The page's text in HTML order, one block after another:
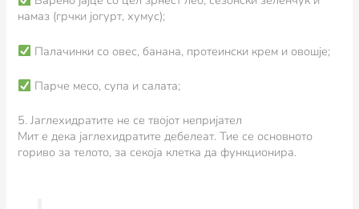
намаз (грчки јогурт, хумус);
Палачинки со овес, банана, протеински крем и овошје;
Парче месо, супа и салата;
5. Јаглехидратите не се твојот непријател
Мит е дека јаглехидратите дебелеат. Тие се основното
гориво за телото, за секоја клетка да функционира.